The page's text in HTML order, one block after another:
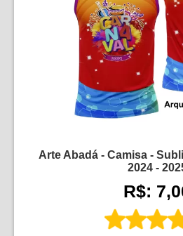
Arte Abadá - Camisa -
2024 -
R$: